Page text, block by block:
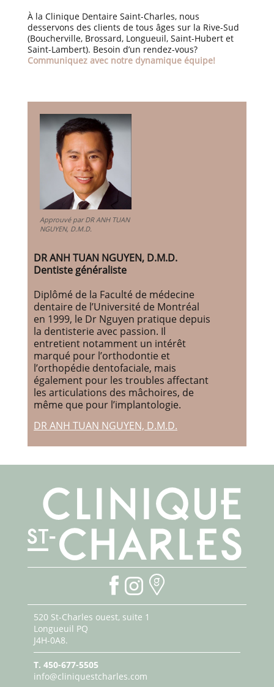
À la Clinique Dentaire Saint-Charles, nous
desservons des clients de tous âges sur la Rive-Sud
(Boucherville, Brossard, Longueuil, Saint-Hubert et
Saint-Lambert). Besoin d’un rendez-vous?
Communiquez avec notre dynamique équipe!
Approuvé par DR ANH TUAN
NGUYEN, D.M.D.
DR ANH TUAN NGUYEN, D.M.D.
Dentiste généraliste
Diplômé de la Faculté de médecine
dentaire de l’Université de Montréal
en 1999, le Dr Nguyen pratique depuis
la dentisterie avec passion. Il
entretient notamment un intérêt
marqué pour l’orthodontie et
l’orthopédie dentofaciale, mais
également pour les troubles affectant
les articulations des mâchoires, de
même que pour l’implantologie.
DR ANH TUAN NGUYEN, D.M.D.
520 St-Charles ouest, suite 1
Longueuil PQ
J4H-0A8.
T. 450-677-5505
info@cliniquestcharles.com